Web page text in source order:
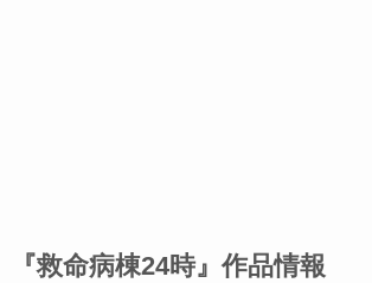
『救命病棟24時』作品情報